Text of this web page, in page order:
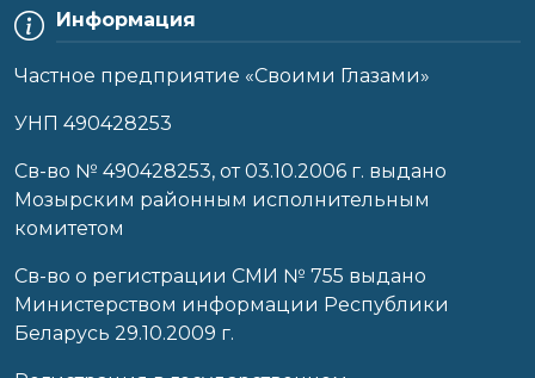
Информация
Частное предприятие «Своими Глазами»
УНП 490428253
Cв-во № 490428253, от 03.10.2006 г. выдано
Мозырским районным исполнительным
комитетом
Св-во о регистрации СМИ № 755 выдано
Министерством информации Республики
Беларусь 29.10.2009 г.